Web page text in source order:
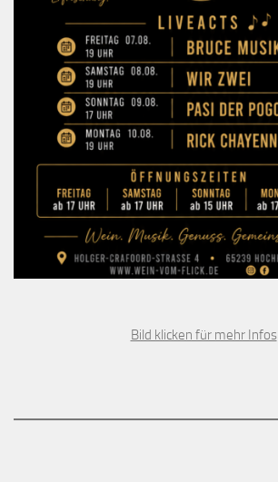
Bild klicken für mehr Infos